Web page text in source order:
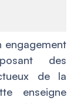
engagement
des
de la
enseigne